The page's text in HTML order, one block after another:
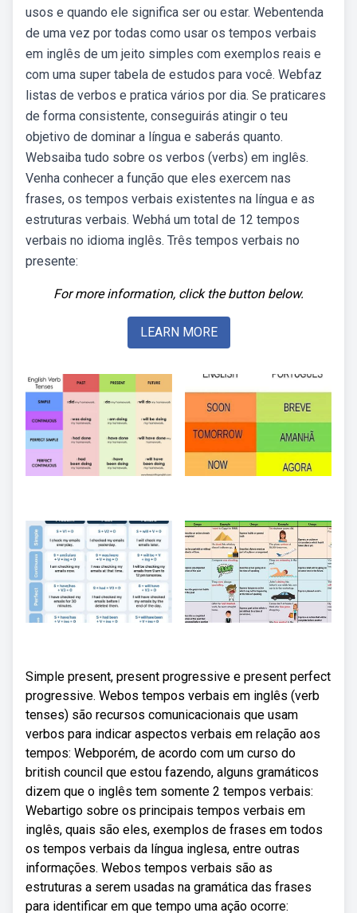
usos e quando ele significa ser ou estar. Webentenda
de uma vez por todas como usar os tempos verbais
em inglês de um jeito simples com exemplos reais e
com uma super tabela de estudos para você. Webfaz
listas de verbos e pratica vários por dia. Se praticares
de forma consistente, conseguirás atingir o teu
objetivo de dominar a língua e saberás quanto.
Websaiba tudo sobre os verbos (verbs) em inglês.
Venha conhecer a função que eles exercem nas
frases, os tempos verbais existentes na língua e as
estruturas verbais. Webhá um total de 12 tempos
verbais no idioma inglês. Três tempos verbais no
presente:
For more information, click the button below.
LEARN MORE
Simple present, present progressive e present perfect
progressive. Webos tempos verbais em inglês (verb
tenses) são recursos comunicacionais que usam
verbos para indicar aspectos verbais em relação aos
tempos: Webporém, de acordo com um curso do
british council que estou fazendo, alguns gramáticos
dizem que o inglês tem somente 2 tempos verbais:
Webartigo sobre os principais tempos verbais em
inglês, quais são eles, exemplos de frases em todos
os tempos verbais da língua inglesa, entre outras
informações. Webos tempos verbais são as
estruturas a serem usadas na gramática das frases
para identificar em que tempo uma ação ocorre: